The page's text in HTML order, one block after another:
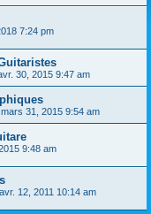
7:24 pm
30, 2015 9:47 am
31, 2015 9:54 am
9:48 am
12, 2011 10:14 am